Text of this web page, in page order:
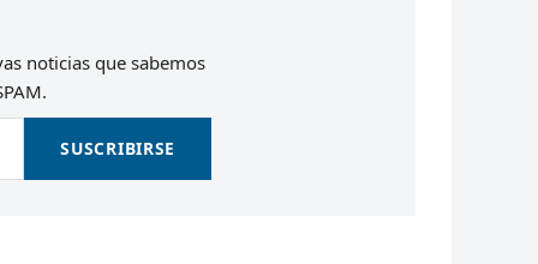
noticias que sabemos
SUSCRIBIRSE